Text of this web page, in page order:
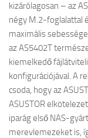
kizárólagosan – az
négy M.2-foglalattal
maximális
az AS5402T
kiemelkedő
konfigurációjával. A
csoda, hogy az
ASUSTOR
iparág első NAS-
merevlemezeket is,